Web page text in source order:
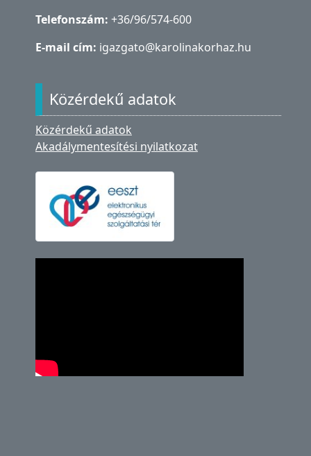
Telefonszám: +36/96/574-600
E-mail cím: igazgato@karolinakorhaz.hu
Közérdekű adatok
Közérdekű adatok
Akadálymentesítési nyilatkozat